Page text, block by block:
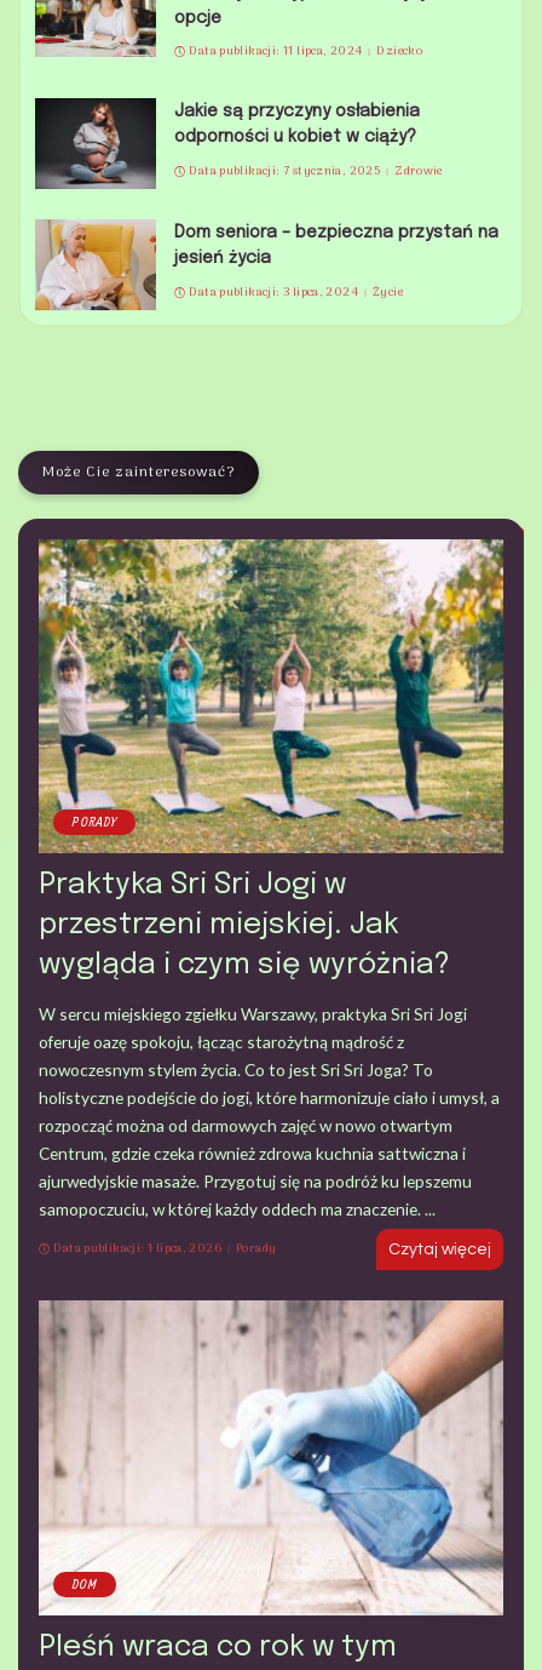
opcje
Data publikacji: 11 lipca, 2024 Dziecko
Jakie są przyczyny osłabienia
odporności u kobiet w ciąży?
Data publikacji: 7 stycznia, 2025 Zdrowie
Dom seniora – bezpieczna przystań na
jesień życia
Data publikacji: 3 lipca, 2024 Życie
Może Cie zainteresować?
PORADY
Praktyka Sri Sri Jogi w
przestrzeni miejskiej. Jak
wygląda i czym się wyróżnia?
W sercu miejskiego zgiełku Warszawy, praktyka Sri Sri Jogi
oferuje oazę spokoju, łącząc starożytną mądrość z
nowoczesnym stylem życia. Co to jest Sri Sri Joga? To
holistyczne podejście do jogi, które harmonizuje ciało i umysł, a
rozpocząć można od darmowych zajęć w nowo otwartym
Centrum, gdzie czeka również zdrowa kuchnia sattwiczna i
ajurwedyjskie masaże. Przygotuj się na podróż ku lepszemu
samopoczuciu, w której każdy oddech ma znaczenie. ...
Data publikacji: 1 lipca, 2026
Porady Czytaj więcej
DOM
Pleśń wraca co rok w tym